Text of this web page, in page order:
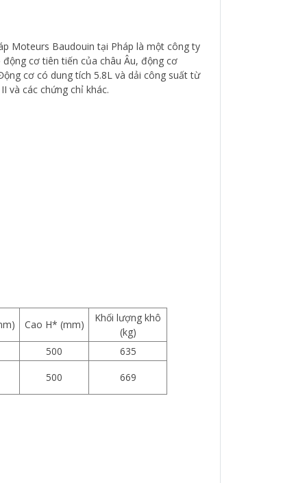
Moteurs Baudouin tại Pháp là một công ty
cơ tiên tiến của châu Âu, động cơ
cơ có dung tích 5.8L và dải công suất từ
và các chứng chỉ khác.
Cao H* (mm)
Khối lượng khô
(kg)
500
635
500
669